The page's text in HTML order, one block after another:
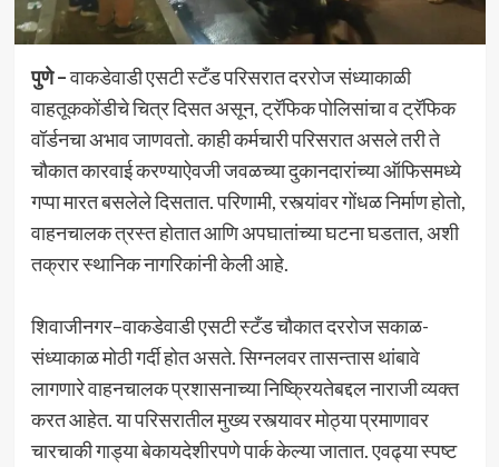
पुणे –वाकडेवाडी एसटी स्टँड परिसरात दररोज संध्याकाळी
वाहतूककोंडीचे चित्र दिसत असून, ट्रॅफिक पोलिसांचा व ट्रॅफिक
वॉर्डनचा अभाव जाणवतो. काही कर्मचारी परिसरात असले तरी ते
चौकात कारवाई करण्याऐवजी जवळच्या दुकानदारांच्या ऑफिसमध्ये
गप्पा मारत बसलेले दिसतात. परिणामी, रस्त्यांवर गोंधळ निर्माण होतो,
वाहनचालक त्रस्त होतात आणि अपघातांच्या घटना घडतात, अशी
तक्रार स्थानिक नागरिकांनी केली आहे.
शिवाजीनगर–वाकडेवाडी एसटी स्टँड चौकात दररोज सकाळ-
संध्याकाळ मोठी गर्दी होत असते. सिग्नलवर तासन्तास थांबावे
लागणारे वाहनचालक प्रशासनाच्या निष्क्रियतेबद्दल नाराजी व्यक्त
करत आहेत. या परिसरातील मुख्य रस्त्यावर मोठ्या प्रमाणावर
चारचाकी गाड्या बेकायदेशीरपणे पार्क केल्या जातात. एवढ्या स्पष्ट